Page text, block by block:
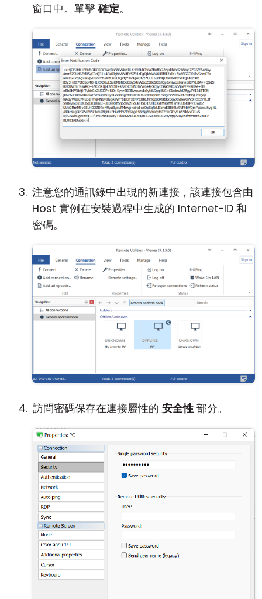
窗口中。單擊確定。
注意您的通訊錄中出現的新連接，該連接包含由
Host 實例在安裝過程中生成的 Internet-ID 和
密碼。
訪問密碼保存在連接屬性的 安全性 部分。